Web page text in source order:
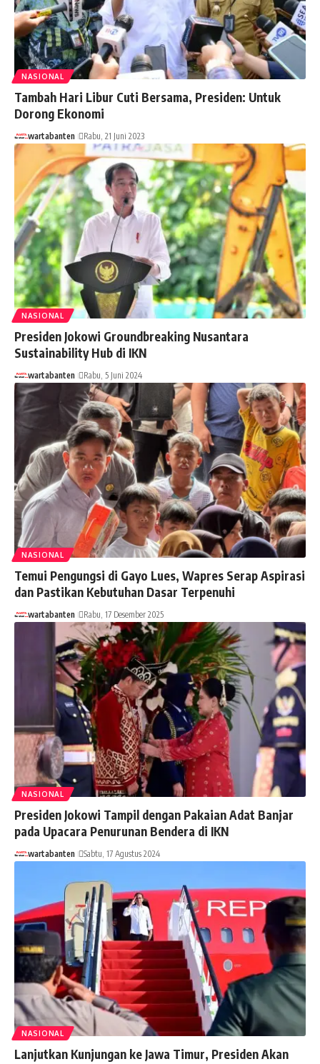
NASIONAL
Tambah Hari Libur Cuti Bersama, Presiden: Untuk
Dorong Ekonomi
wartabanten Rabu, 21 Juni 2023
NASIONAL
Presiden Jokowi Groundbreaking Nusantara
Sustainability Hub di IKN
wartabanten Rabu, 5 Juni 2024
NASIONAL
Temui Pengungsi di Gayo Lues, Wapres Serap Aspirasi
dan Pastikan Kebutuhan Dasar Terpenuhi
wartabanten Rabu, 17 Desember 2025
NASIONAL
Presiden Jokowi Tampil dengan Pakaian Adat Banjar
pada Upacara Penurunan Bendera di IKN
wartabanten Sabtu, 17 Agustus 2024
NASIONAL
Lanjutkan Kunjungan ke Jawa Timur, Presiden Akan